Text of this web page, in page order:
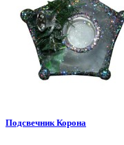
Подсвечник Корона